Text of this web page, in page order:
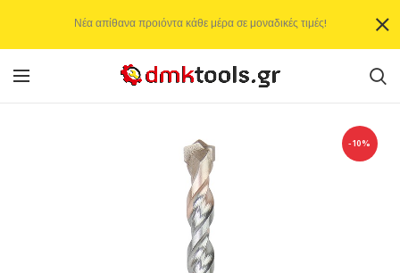
-10%
Νέα απίθανα προιόντα κάθε μέρα σε μοναδικές τιμές!